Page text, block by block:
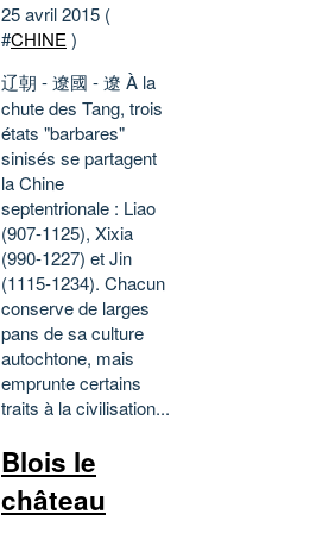
25 avril 2015 (
#CHINE)
辽朝 - 遼國 - 遼 À la
chute des Tang, trois
états "barbares"
sinisés se partagent
la Chine
septentrionale : Liao
(907-1125), Xixia
(990-1227) et Jin
(1115-1234). Chacun
conserve de larges
pans de sa culture
autochtone, mais
emprunte certains
traits à la civilisation...
Blois le
château